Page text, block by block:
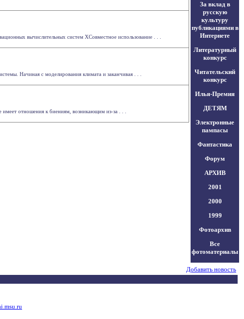
вычислительных систем ХСовместное использование . . .
Начиная с моделирования климата и заканчивая . . .
отношения к биениям, возникающим из-за . . .
За вклад в
русскую
культуру
публикациями в
Интернете
Литературный
конкурс
Читательский
конкурс
Илья-Премия
ДЕТЯМ
Электронные
пампасы
Фантастика
Форум
АРХИВ
2001
2000
1999
Фотоархив
Все
фотоматериалы
Добавить новость